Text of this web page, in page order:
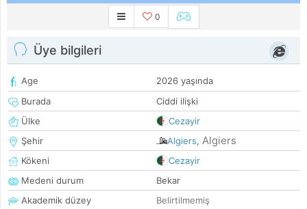
0
Üye bilgileri
Age
2026 yaşında
Burada
Ciddi ilişki
Ülke
Cezayir
Şehir
Algiers, Algiers
Kökeni
Cezayir
Medeni durum
Bekar
Akademik düzey
Belirtilmemiş